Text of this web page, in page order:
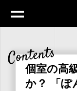
Contents
個室の高
か？ 「ぽ